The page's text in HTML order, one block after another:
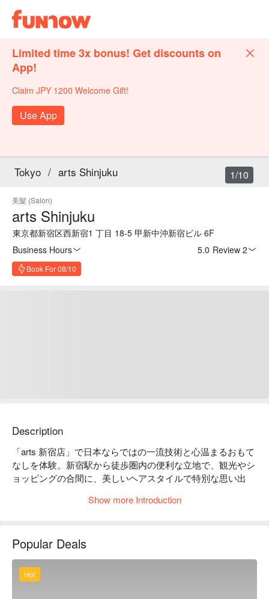
Limited time 3x bonus! Get discounts on
App!
Claim JPY 1200 Welcome Gift!
Use App
Tokyo / arts Shinjuku
美髮 (Salon)
arts Shinjuku
東京都新宿区西新宿1 丁目 18-5 甲新中沖新宿ビル 6F
Business Hours
5.0 Review 2
Book For 08/10
1/10
Description
「arts 新宿店」で日本ならではの一流技術と心温まるおもて
なしを体験。新宿駅から徒歩圏内の便利な立地で、観光やシ
ョッピングの合間に、美しいヘアスタイルで特別な思い出
arts 新宿店では、日本の高度な技術と心温まるおもてなし
メージをケアし、艶やかな仕上がりを実感いただけます。
新宿駅から徒歩圏内の便利な立地で、観光やショッピングの
合間にもお気軽にお立ち寄りいただけます。 日本の美容文
化を体験し、髪も心もリフレッシュしませんか？ 外国から
Show more Introduction
Popular Deals
Hot